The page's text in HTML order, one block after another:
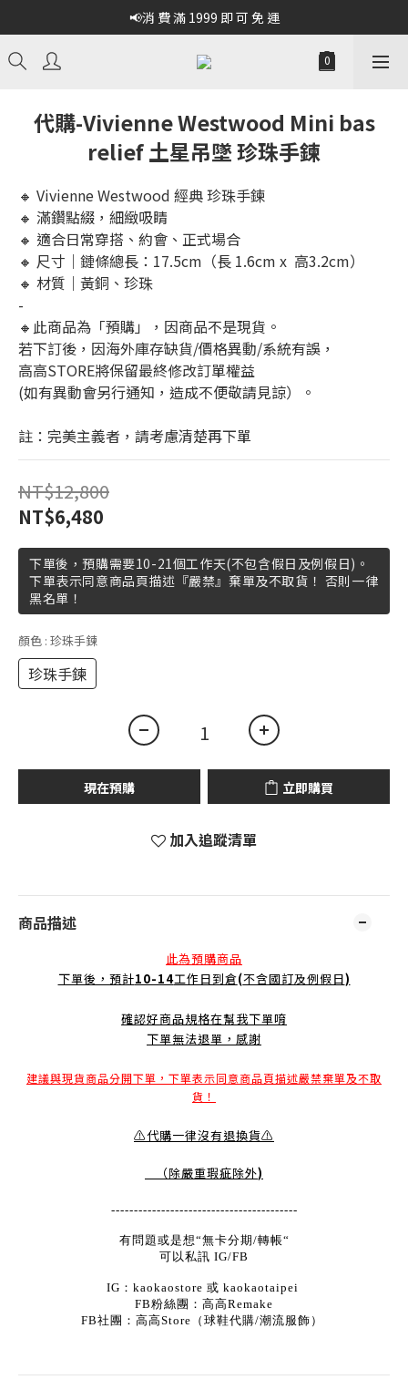
📢消 費 滿 1999 即 可 免 運
代購-Vivienne Westwood Mini bas
relief 土星吊墜 珍珠手鍊
🔸 Vivienne Westwood 經典 珍珠手鍊
🔸 滿鑽點綴，細緻吸睛
🔸 適合日常穿搭、約會、正式場合
🔸 尺寸｜鏈條總長：17.5cm（長 1.6cm x  高3.2cm）
🔸 材質｜黃銅、珍珠
-
🔸此商品為「預購」，因商品不是現貨。
若下訂後，因海外庫存缺貨/價格異動/系統有誤，
高高STORE將保留最終修改訂單權益
(如有異動會另行通知，造成不便敬請見諒）。
註：完美主義者，請考慮清楚再下單
NT$12,800
NT$6,480
下單後，預購需要10-21個工作天(不包含假日及例假日)。
下單表示同意商品頁描述『嚴禁』棄單及不取貨！ 否則一律
黑名單！
顏色 : 珍珠手鍊
珍珠手鍊
現在預購 立即購買
加入追蹤清單
商品描述
此為預購商品
下單後，預計10-14工作日到倉(不含國訂及例假日)
確認好商品規格在幫我下單唷
下單無法退單，感謝
建議與現貨商品分開下單，下單表示同意商品頁描述嚴禁棄單及不取
貨！
⚠️代購一律沒有退換貨⚠️
（除嚴重瑕疵除外)
-----------------------------------------
有問題或是想“無卡分期/轉帳“
可以私訊 IG/FB
IG：kaokaostore 或 kaokaotaipei
FB粉絲團：高高Remake
FB社團：高高Store（球鞋代購/潮流服飾）